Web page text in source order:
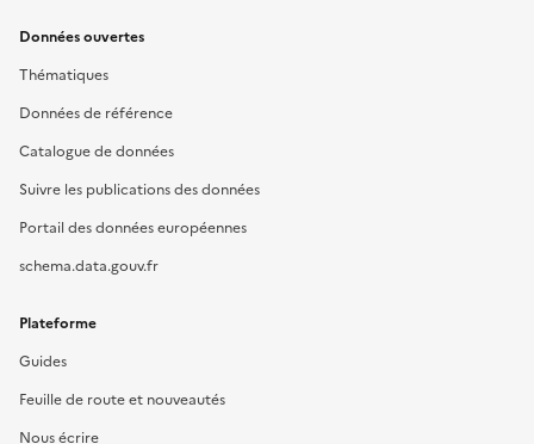
Données ouvertes
Thématiques
Données de référence
Catalogue de données
Suivre les publications des données
Portail des données européennes
schema.data.gouv.fr
Plateforme
Guides
Feuille de route et nouveautés
Nous écrire